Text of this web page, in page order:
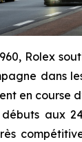
Rolex
dans
en course
aux